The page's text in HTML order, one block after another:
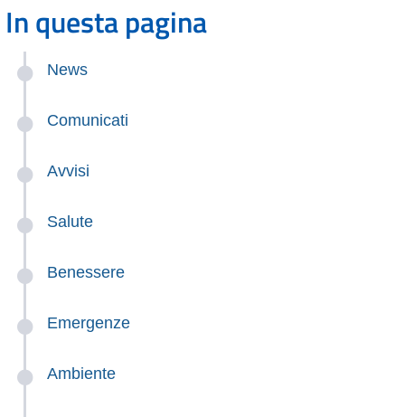
In questa pagina
News
Comunicati
Avvisi
Salute
Benessere
Emergenze
Ambiente